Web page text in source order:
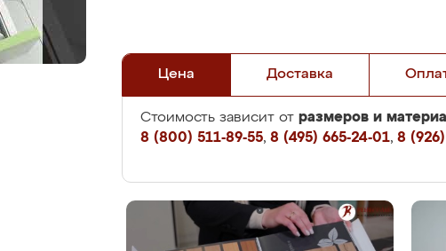
Цена Доставка
Стоимость зависит от размеров и
8 (800) 511-89-55, 8 (495) 665-24-01, 8